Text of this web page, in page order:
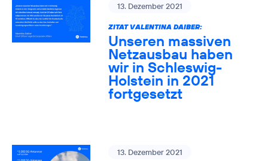
13. Dezember 2021
ZITAT VALENTINA DAIBER:
Unseren massiven
Netzausbau haben
wir in Schleswig-
Holstein in 2021
fortgesetzt
13. Dezember 2021